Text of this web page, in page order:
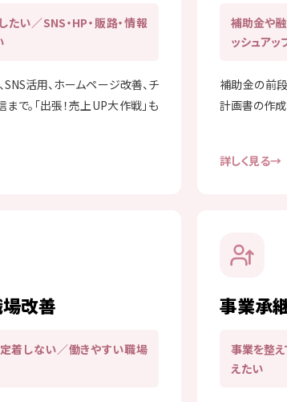
い／SNS・HP・販路・情報
SNS活用、ホームページ改善、チ
まで。「出張！売上UP大作戦」も
補助金や
ッシュアッ
補助金の前
計画書の作成
詳しく見る
場改善
着しない／働きやすい職場
事業承
事業を整
えたい